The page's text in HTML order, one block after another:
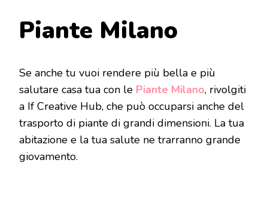
Piante Milano
Se anche tu vuoi rendere più bella e più
salutare casa tua con le Piante Milano, rivolgiti
a If Creative Hub, che può occuparsi anche del
trasporto di piante di grandi dimensioni. La tua
abitazione e la tua salute ne trarranno grande
giovamento.